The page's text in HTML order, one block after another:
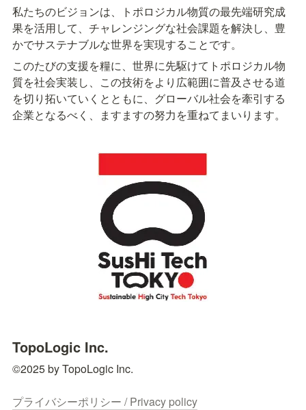
私たちのビジョンは、トポロジカル物質の最先端研究成
果を活用して、チャレンジングな社会課題を解決し、豊
かでサステナブルな世界を実現することです。
このたびの支援を糧に、世界に先駆けてトポロジカル物
質を社会実装し、この技術をより広範囲に普及させる道
を切り拓いていくとともに、グローバル社会を牽引する
企業となるべく、ますますの努力を重ねてまいります。
TopoLogic Inc.
©2025 by TopoLogic Inc.
プライバシーポリシー / Privacy policy